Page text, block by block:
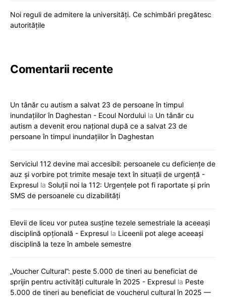
Noi reguli de admitere la universități. Ce schimbări pregătesc
autoritățile
Comentarii recente
Un tânăr cu autism a salvat 23 de persoane în timpul
inundațiilor în Daghestan - Ecoul Nordului la Un tânăr cu
autism a devenit erou național după ce a salvat 23 de
persoane în timpul inundațiilor în Daghestan
Serviciul 112 devine mai accesibil: persoanele cu deficiențe de
auz și vorbire pot trimite mesaje text în situații de urgență -
Expresul la Soluții noi la 112: Urgențele pot fi raportate și prin
SMS de persoanele cu dizabilități
Elevii de liceu vor putea susține tezele semestriale la aceeași
disciplină opțională - Expresul la Liceenii pot alege aceeași
disciplină la teze în ambele semestre
„Voucher Cultural”: peste 5.000 de tineri au beneficiat de
sprijin pentru activități culturale în 2025 - Expresul la Peste
5.000 de tineri au beneficiat de voucherul cultural în 2025 —